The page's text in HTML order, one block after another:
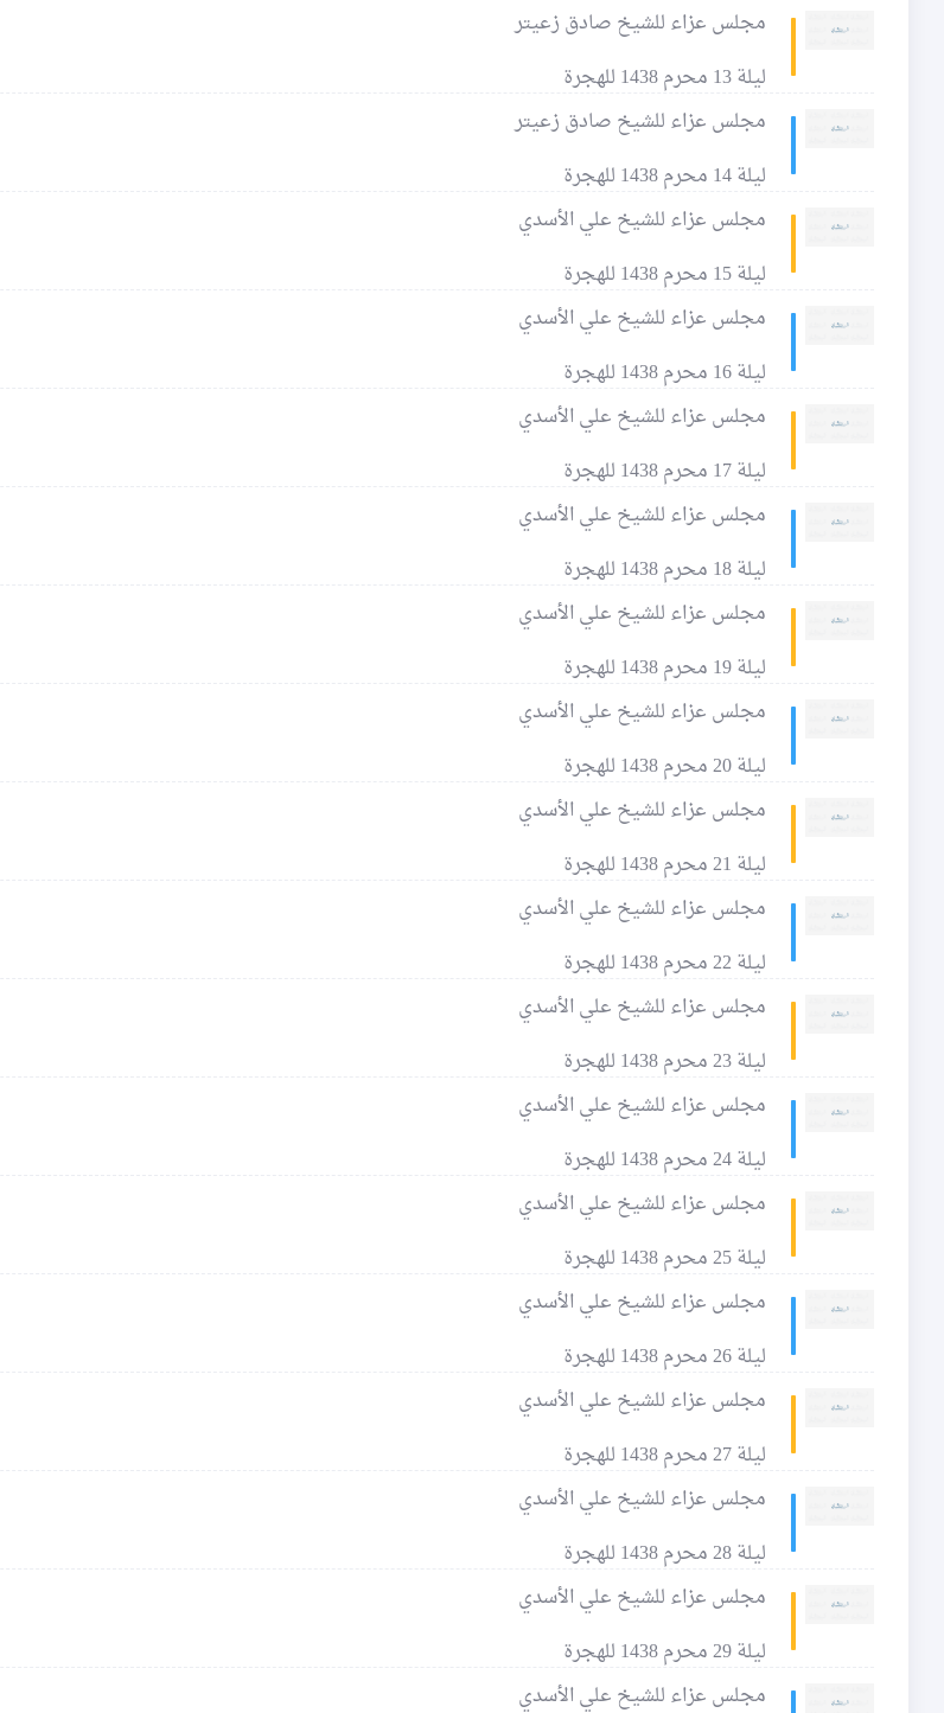
مجلس عزاء للشيخ صادق زعيتر
ليلة 13 محرم 1438 للهجرة
مجلس عزاء للشيخ صادق زعيتر
ليلة 14 محرم 1438 للهجرة
مجلس عزاء للشيخ علي الأسدي
ليلة 15 محرم 1438 للهجرة
مجلس عزاء للشيخ علي الأسدي
ليلة 16 محرم 1438 للهجرة
مجلس عزاء للشيخ علي الأسدي
ليلة 17 محرم 1438 للهجرة
مجلس عزاء للشيخ علي الأسدي
ليلة 18 محرم 1438 للهجرة
مجلس عزاء للشيخ علي الأسدي
ليلة 19 محرم 1438 للهجرة
مجلس عزاء للشيخ علي الأسدي
ليلة 20 محرم 1438 للهجرة
مجلس عزاء للشيخ علي الأسدي
ليلة 21 محرم 1438 للهجرة
مجلس عزاء للشيخ علي الأسدي
ليلة 22 محرم 1438 للهجرة
مجلس عزاء للشيخ علي الأسدي
ليلة 23 محرم 1438 للهجرة
مجلس عزاء للشيخ علي الأسدي
ليلة 24 محرم 1438 للهجرة
مجلس عزاء للشيخ علي الأسدي
ليلة 25 محرم 1438 للهجرة
مجلس عزاء للشيخ علي الأسدي
ليلة 26 محرم 1438 للهجرة
مجلس عزاء للشيخ علي الأسدي
ليلة 27 محرم 1438 للهجرة
مجلس عزاء للشيخ علي الأسدي
ليلة 28 محرم 1438 للهجرة
مجلس عزاء للشيخ علي الأسدي
ليلة 29 محرم 1438 للهجرة
مجلس عزاء للشيخ علي الأسدي